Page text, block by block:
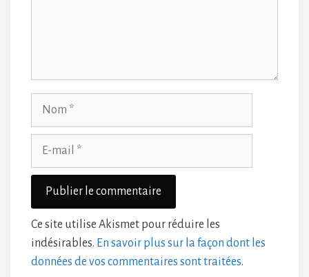
Ce site utilise Akismet pour réduire les
indésirables. En savoir plus sur la façon dont les
données de vos commentaires sont traitées.